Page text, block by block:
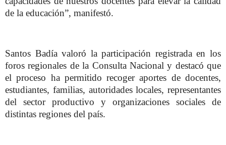
de la educación”, manifestó.
Santos Badía valoró la participación registrada en los
foros regionales de la Consulta Nacional y destacó que
el proceso ha permitido recoger aportes de docentes,
estudiantes, familias, autoridades locales, representantes
del sector productivo y organizaciones sociales de
distintas regiones del país.